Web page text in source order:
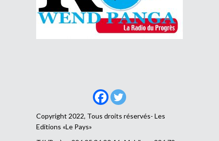
Copyright 2022, Tous droits réservés- Les
Editions «Le Pays»